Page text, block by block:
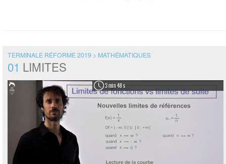
TERMINALE RÉFORME 2019 > MATHÉMATIQUES
01 LIMITES
3 min 48 s